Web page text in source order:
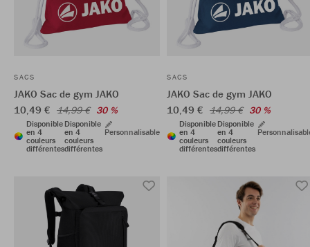
SACS
JAKO Sac de gym JAKO
10,49 € 14,99 € 30 %
Disponible
en 4
couleurs
différentes
Disponible
en 4
couleurs
différentes
Personnalisable
SACS
JAKO Sac de gym JAKO
10,49 € 14,99 € 30 %
Disponible
en 4
couleurs
différentes
Disponible
en 4
couleurs
différentes